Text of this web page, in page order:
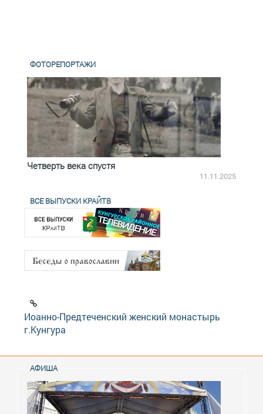
ФОТОРЕПОРТАЖИ
Четверть века спустя
11.11.2025
ВСЕ ВЫПУСКИ КРАЙТВ
Иоанно-Предтеченский женский монастырь
г.Кунгура
АФИША